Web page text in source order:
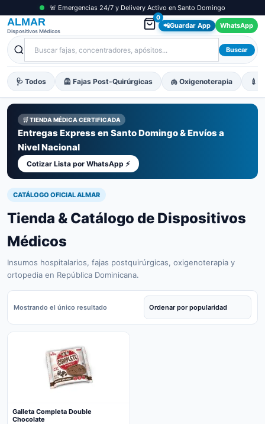
🚨 Emergencias 24/7 y Delivery Activo en Santo Domingo
ALMAR
Dispositivos Médicos
0
📲Guardar App WhatsApp
Buscar
🩺 Todos 🦺 Fajas Post-Quirúrgicas 🫁 Oxigenoterapia 💉
🛒 TIENDA MÉDICA CERTIFICADA
Entregas Express en Santo Domingo & Envíos a
Nivel Nacional
Cotizar Lista por WhatsApp ⚡
CATÁLOGO OFICIAL ALMAR
Tienda & Catálogo de Dispositivos
Médicos
Insumos hospitalarios, fajas postquirúrgicas, oxigenoterapia y
ortopedia en República Dominicana.
Mostrando el único resultado
Galleta Completa Double
Chocolate